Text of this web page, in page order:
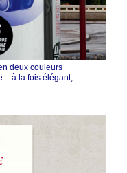
deux couleurs
– à la fois élégant,